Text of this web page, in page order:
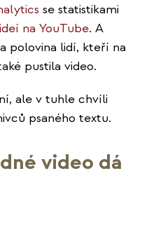
se statistikami
na YouTube. A
polovina lidí, kteří na
pustila video.
ale v tuhle chvíli
psaného textu.
video dá